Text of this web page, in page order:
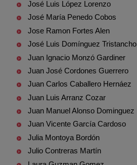
José Luis López Lorenzo
José María Penedo Cobos
Jose Ramon Fortes Alen
José Luis Domínguez Tristancho
Juan Ignacio Monzó Gardiner
Juan José Cordones Guerrero
Juan Carlos Caballero Hernáez
Juan Luis Arranz Cozar
Juan Manuel Alonso Dominguez
Juan Vicente García Cardoso
Julia Montoya Bordón
Julio Contreras Martín